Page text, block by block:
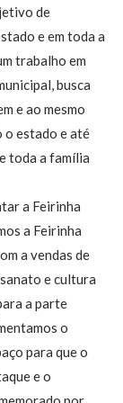
de
e em toda a
trabalho em
busca
e ao mesmo
o estado e até
toda a família
a Feirinha
a Feirinha
a vendas de
e cultura
a parte
o
para que o
e o